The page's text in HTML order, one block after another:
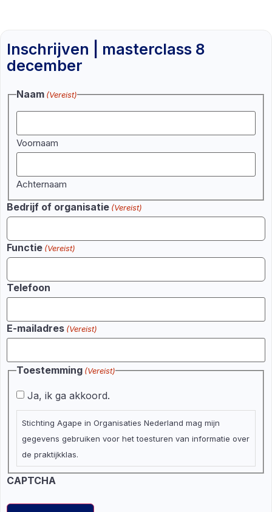
Inschrijven | masterclass 8
december
Naam (Vereist)
Voornaam
Achternaam
Bedrijf of organisatie (Vereist)
Functie (Vereist)
Telefoon
E-mailadres (Vereist)
Toestemming (Vereist)
Ja, ik ga akkoord.
Stichting Agape in Organisaties Nederland mag mijn
gegevens gebruiken voor het toesturen van informatie over
de praktijkklas.
CAPTCHA